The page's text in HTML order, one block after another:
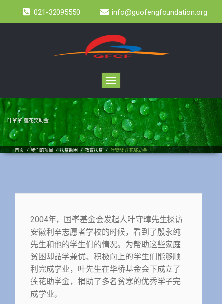
021-32095550 info@guofengfoundation.org
Toggle
navigation
叶爷爷·莲花奖助金
首页 / 我们的项目 /扶贫助困 /教育扶贫/ 叶爷爷·莲花奖助金
2004年，国峯基金会发起人叶守璋先生探访
安徽利辛志愿者学校的时候，看到了殷永纯
先生和他的学生们的情况。为帮助这些家庭
贫困却品学兼优、积极向上的学生们能够顺
利完成学业，叶先生在华桥基金会下成立了
莲花助学金，捐助了多名贫寒的优秀学子完
成学业。